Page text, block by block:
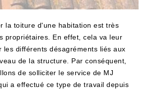
la toiture d'une habitation est très
propriétaires. En effet, cela va leur
les différents désagréments liés aux
de la structure. Par conséquent,
de solliciter le service de MJ
a effectué ce type de travail depuis